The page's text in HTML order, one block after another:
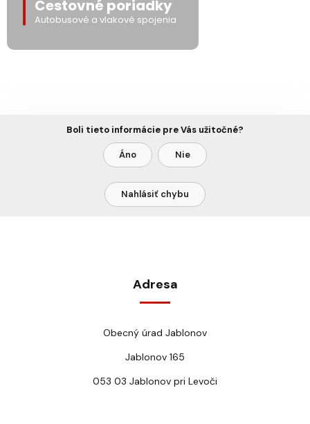
Cestovné poriadky
Autobusové a vlakové spojenia
Boli tieto informácie pre Vás užitočné?
Áno Nie
Nahlásiť chybu
Adresa
Obecný úrad Jablonov
Jablonov 165
053 03 Jablonov pri Levoči